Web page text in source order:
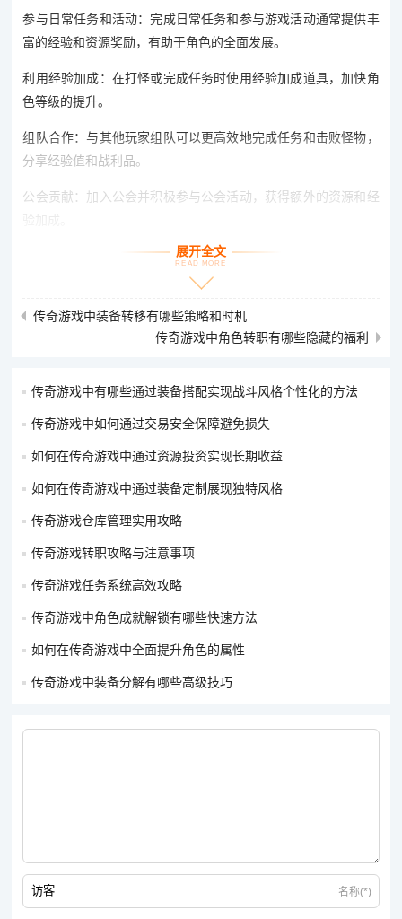
参与日常任务和活动：完成日常任务和参与游戏活动通常提供丰
富的经验和资源奖励，有助于角色的全面发展。
利用经验加成：在打怪或完成任务时使用经验加成道具，加快角
色等级的提升。
组队合作：与其他玩家组队可以更高效地完成任务和击败怪物，
分享经验值和战利品。
公会贡献：加入公会并积极参与公会活动，获得额外的资源和经
交易和市场：利用游戏内的交易系统，购买所需的装备和材料，
或出售不需要的物品来获取资源。
PvP和PvE挑战：参与PvP战斗和PvE挑战，提供额外的奖励和荣
成和战斗辅助。
利用七彩石合成系统：通过合成获得更高级别的七彩石，逐步提
升属性加成。
全面了解角色：深入了解角色的技能、优势和局限性，以及如何
将这些特点应用于不同的战斗环境。
通过上述方法，玩家可以全面提升角色的属性，增强在
中的竞争力。
版权声明：对5ST传奇资讯网 内容有异议或投诉，请联系网站管
展开全文
READ MORE
传奇游戏中装备转移有哪些策略和时机
传奇游戏中角色转职有哪些隐藏的福利
传奇游戏中有哪些通过装备搭配实现战斗风格个性化的方法
传奇游戏中如何通过交易安全保障避免损失
如何在传奇游戏中通过资源投资实现长期收益
如何在传奇游戏中通过装备定制展现独特风格
传奇游戏仓库管理实用攻略
传奇游戏转职攻略与注意事项
传奇游戏任务系统高效攻略
传奇游戏中角色成就解锁有哪些快速方法
如何在传奇游戏中全面提升角色的属性
传奇游戏中装备分解有哪些高级技巧
名称(*)